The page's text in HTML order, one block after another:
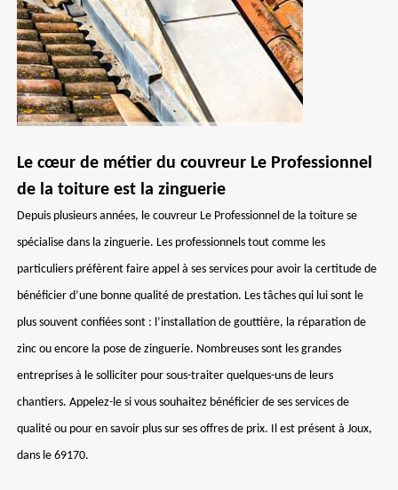
Le cœur de métier du couvreur Le Professionnel
de la toiture est la zinguerie
Depuis plusieurs années, le couvreur Le Professionnel de la toiture se
spécialise dans la zinguerie. Les professionnels tout comme les
particuliers préfèrent faire appel à ses services pour avoir la certitude de
bénéficier d’une bonne qualité de prestation. Les tâches qui lui sont le
plus souvent confiées sont : l’installation de gouttière, la réparation de
zinc ou encore la pose de zinguerie. Nombreuses sont les grandes
entreprises à le solliciter pour sous-traiter quelques-uns de leurs
chantiers. Appelez-le si vous souhaitez bénéficier de ses services de
qualité ou pour en savoir plus sur ses offres de prix. Il est présent à Joux,
dans le 69170.